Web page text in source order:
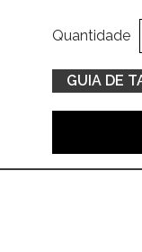
Quantidade
GUIA DE